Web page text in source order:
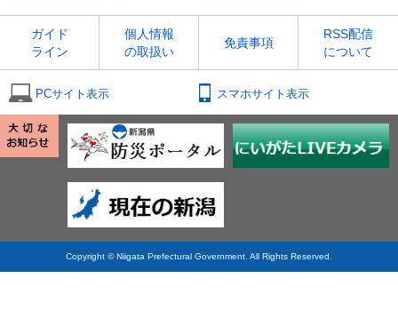
ガイド
ライン
個人情報
の取扱い
免責事項
RSS配信
について
PCサイト表示 スマホサイト表示
Copyright © Niigata Prefectural Government. All Rights Reserved.